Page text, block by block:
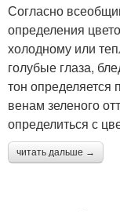
Согласно
определения
холодному или
голубые глаза,
тон определяется
венам зеленого
определиться с
читать дальше →